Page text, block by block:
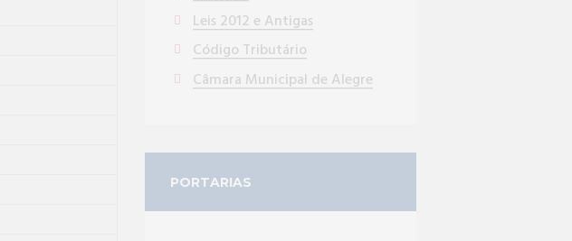
Leis 2012 e Antigas
Código Tributário
Câmara Municipal de Alegre
PORTARIAS